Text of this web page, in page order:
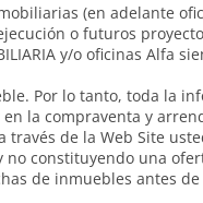
(en adelante
o futuros
y/o oficinas Alfa
Por lo tanto, toda la
la compraventa y
de la Web Site
constituyendo una
de inmuebles antes